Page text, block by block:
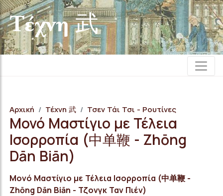
Τέχνη 武
Αρχική Τέχνη 武 Τσεν Τάι Τσι - Ρουτίνες
Μονό Μαστίγιο με Τέλεια
Ισορροπία (中单鞭 - Zhōng
Dān Biān)
Μονό Μαστίγιο με Τέλεια Ισορροπία (中单鞭 -
Zhōng Dān Biān - Τζονγκ Ταν Πιέν)